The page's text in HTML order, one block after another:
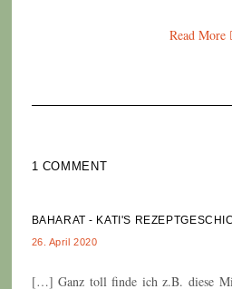
Read More
1 COMMENT
BAHARAT - KATI'S
26. April 2020
[…] Ganz toll finde ich z.B. diese